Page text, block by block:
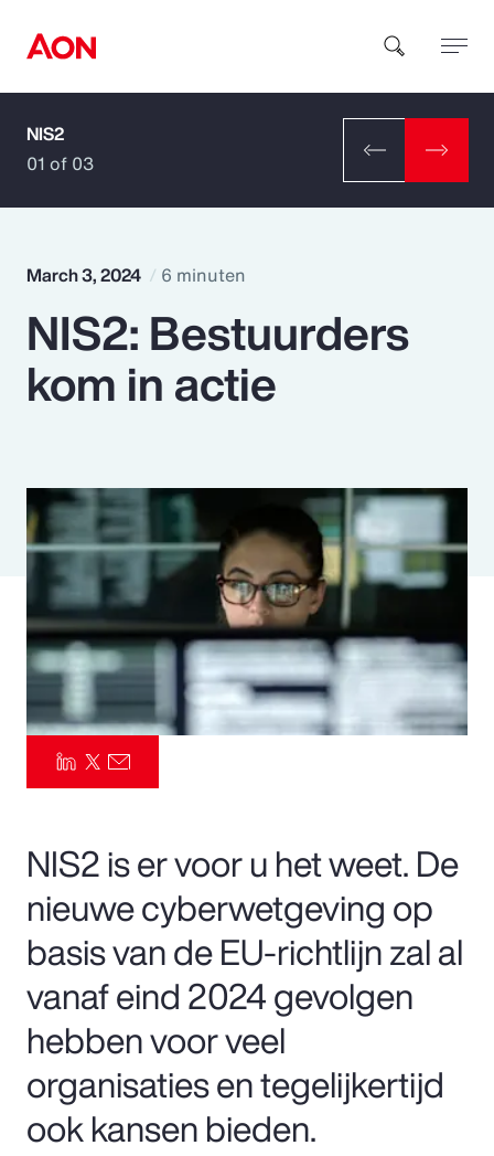
How can we help you?
Popular Searches
Insurance
Pay Transparency
Parametrics
Risk Management
NIS2
01 of 03
March 3, 2024 6 minuten
NIS2: Bestuurders
kom in actie
NIS2 is er voor u het weet. De
nieuwe cyberwetgeving op
basis van de EU-richtlijn zal al
vanaf eind 2024 gevolgen
hebben voor veel
organisaties en tegelijkertijd
ook kansen bieden.